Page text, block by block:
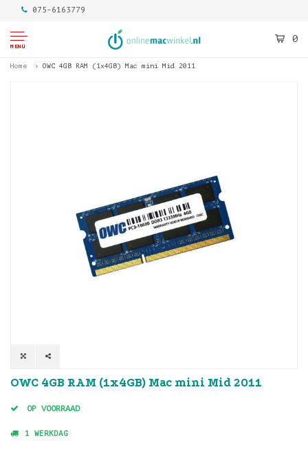
075-6163779
MENU
0
Home OWC 4GB RAM (1x4GB) Mac mini Mid 2011
OWC 4GB RAM (1x4GB) Mac mini Mid 2011
OP VOORRAAD
1 WERKDAG